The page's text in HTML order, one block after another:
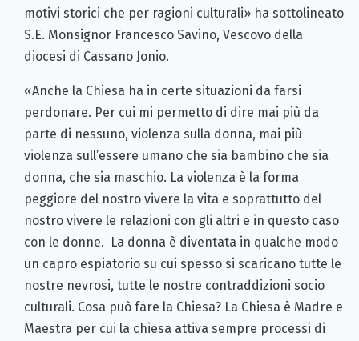
motivi storici che per ragioni culturali» ha sottolineato
S.E. Monsignor Francesco Savino, Vescovo della
diocesi di Cassano Jonio.
«Anche la Chiesa ha in certe situazioni da farsi
perdonare. Per cui mi permetto di dire mai più da
parte di nessuno, violenza sulla donna, mai più
violenza sull’essere umano che sia bambino che sia
donna, che sia maschio. La violenza è la forma
peggiore del nostro vivere la vita e soprattutto del
nostro vivere le relazioni con gli altri e in questo caso
con le donne. La donna è diventata in qualche modo
un capro espiatorio su cui spesso si scaricano tutte le
nostre nevrosi, tutte le nostre contraddizioni socio
culturali. Cosa può fare la Chiesa? La Chiesa è Madre e
Maestra per cui la chiesa attiva sempre processi di